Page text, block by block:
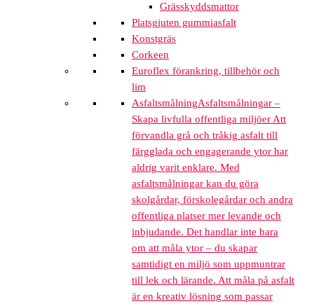
Grässkyddsmattor
Platsgjuten gummiasfalt
Konstgräs
Corkeen
Euroflex förankring, tillbehör och
lim
AsfaltsmålningAsfaltsmålningar –
Skapa livfulla offentliga miljöer Att
förvandla grå och tråkig asfalt till
färgglada och engagerande ytor har
aldrig varit enklare. Med
asfaltsmålningar kan du göra
skolgårdar, förskolegårdar och andra
offentliga platser mer levande och
inbjudande. Det handlar inte bara
om att måla ytor – du skapar
samtidigt en miljö som uppmuntrar
till lek och lärande. Att måla på asfalt
är en kreativ lösning som passar